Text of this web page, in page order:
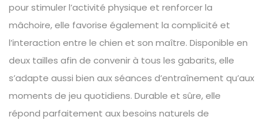
pour stimuler l’activité physique et renforcer la
mâchoire, elle favorise également la complicité et
l’interaction entre le chien et son maître. Disponible en
deux tailles afin de convenir à tous les gabarits, elle
s’adapte aussi bien aux séances d’entraînement qu’aux
moments de jeu quotidiens. Durable et sûre, elle
répond parfaitement aux besoins naturels de